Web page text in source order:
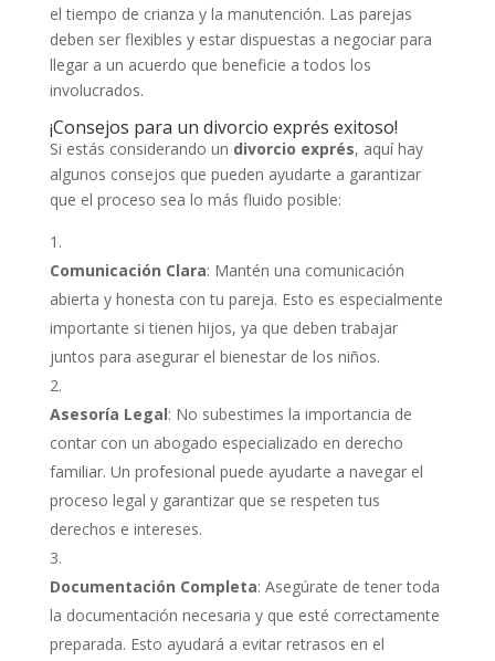
el tiempo de crianza y la manutención. Las parejas
deben ser flexibles y estar dispuestas a negociar para
llegar a un acuerdo que beneficie a todos los
involucrados.
¡Consejos para un divorcio exprés exitoso!
Si estás considerando un divorcio exprés, aquí hay
algunos consejos que pueden ayudarte a garantizar
que el proceso sea lo más fluido posible:
Comunicación Clara: Mantén una comunicación
abierta y honesta con tu pareja. Esto es especialmente
importante si tienen hijos, ya que deben trabajar
juntos para asegurar el bienestar de los niños.
Asesoría Legal: No subestimes la importancia de
contar con un abogado especializado en derecho
familiar. Un profesional puede ayudarte a navegar el
proceso legal y garantizar que se respeten tus
derechos e intereses.
Documentación Completa: Asegúrate de tener toda
la documentación necesaria y que esté correctamente
preparada. Esto ayudará a evitar retrasos en el